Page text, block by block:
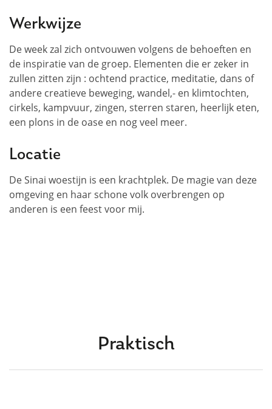
Werkwijze
De week zal zich ontvouwen volgens de behoeften en
de inspiratie van de groep. Elementen die er zeker in
zullen zitten zijn : ochtend practice, meditatie, dans of
andere creatieve beweging, wandel,- en klimtochten,
cirkels, kampvuur, zingen, sterren staren, heerlijk eten,
een plons in de oase en nog veel meer.
Locatie
De Sinai woestijn is een krachtplek. De magie van deze
omgeving en haar schone volk overbrengen op
anderen is een feest voor mij.
Praktisch